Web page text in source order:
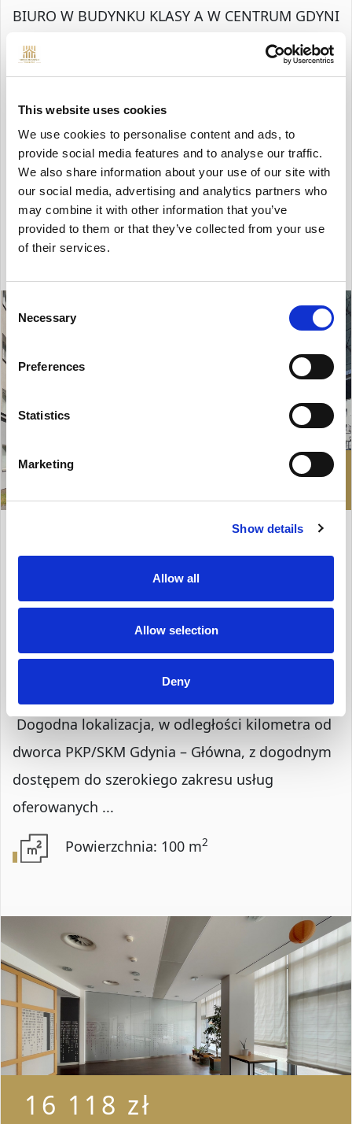
This website uses cookies
We use cookies to personalise content and ads, to
provide social media features and to analyse our traffic.
We also share information about your use of our site with
our social media, advertising and analytics partners who
may combine it with other information that you’ve
provided to them or that they’ve collected from your use
of their services.
Consent
Selection
Necessary
Preferences
Statistics
Marketing
Show details
Allow all
Allow selection
Deny
BIURO W BUDYNKU KLASY A W CENTRUM GDYNI
Powierzchnie biurowe z opcją przystosowania
układu funkcjonalnego do potrzeb najemcy.
dworca PKP/SKM Gdynia – Główna, z dogodnym
dostępem do szerokiego zakresu usług
oferowanych ...
Powierzchnia: 150 m 2
6 000 zł
LOKAL NA WYNAJEM
Opis Nieruchomości
Dogodna lokalizacja, w odległości kilometra od
dworca PKP/SKM Gdynia – Główna, z dogodnym
dostępem do szerokiego zakresu usług
oferowanych ...
Powierzchnia: 100 m2
16 118 zł